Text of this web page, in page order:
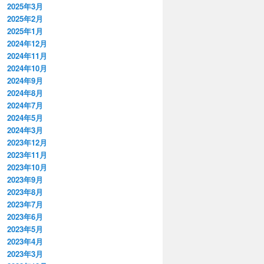
2025年3月
2025年2月
2025年1月
2024年12月
2024年11月
2024年10月
2024年9月
2024年8月
2024年7月
2024年5月
2024年3月
2023年12月
2023年11月
2023年10月
2023年9月
2023年8月
2023年7月
2023年6月
2023年5月
2023年4月
2023年3月